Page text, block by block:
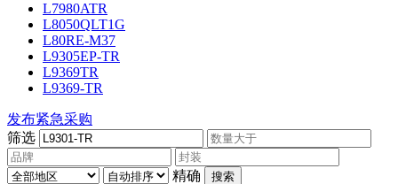
L7980ATR
L8050QLT1G
L80RE-M37
L9305EP-TR
L9369TR
L9369-TR
发布紧急采购
筛选
精确 搜索